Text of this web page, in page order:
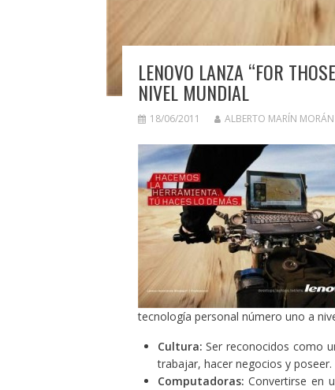
LENOVO LANZA “FOR
NIVEL MUNDIAL
18/06/2011 ALBERTO MARÍN MORÁN
tecnología personal número uno a
Cultura: Ser reconocidos como
trabajar, hacer negocios y poseer.
Computadoras: Convertirse en